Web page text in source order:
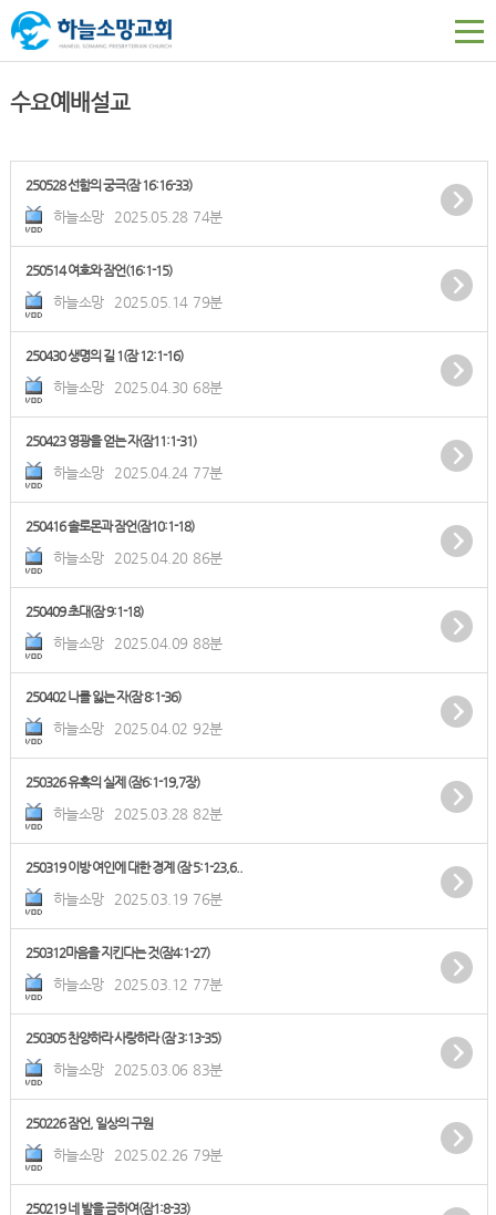
수요예배설교
250528 선함의 궁극(잠 16:16-33)
하늘소망 2025.05.28 74분
250514 여호와 잠언(16:1-15)
하늘소망 2025.05.14 79분
250430 생명의 길 1(잠 12:1-16)
하늘소망 2025.04.30 68분
250423 영광을 얻는 자(잠11:1-31)
하늘소망 2025.04.24 77분
250416 솔로몬과 잠언(잠10:1-18)
하늘소망 2025.04.20 86분
250409 초대(잠 9:1-18)
하늘소망 2025.04.09 88분
250402 나를 잃는 자(잠 8:1-36)
하늘소망 2025.04.02 92분
250326 유혹의 실제 (잠6:1-19,7장)
하늘소망 2025.03.28 82분
250319 이방 여인에 대한 경계 (잠 5:1-23,6..
하늘소망 2025.03.19 76분
250312마음을 지킨다는 것(잠4:1-27)
하늘소망 2025.03.12 77분
250305 찬양하라 사랑하라 (잠 3:13-35)
하늘소망 2025.03.06 83분
250226 잠언, 일상의 구원
하늘소망 2025.02.26 79분
250219 네 발을 금하여(잠1:8-33)